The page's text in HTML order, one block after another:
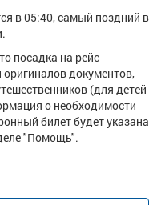
в 05:40, самый поздний в
посадка на рейс
документов,
(для детей
о необходимости
билет будет указана
"Помощь".